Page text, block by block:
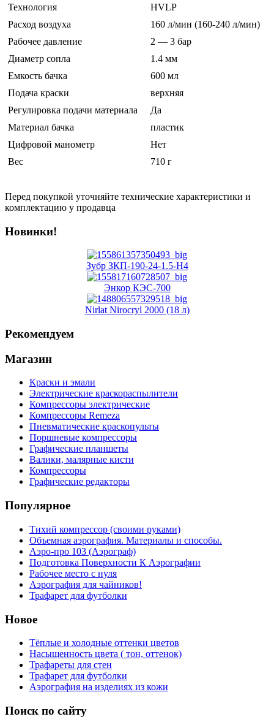
Технология
HVLP
Расход воздуха
160 л/мин (160-240 л/мин)
Рабочее давление
2 — 3 бар
Диаметр сопла
1.4 мм
Емкость бачка
600 мл
Подача краски
верхняя
Регулировка подачи материала
Да
Материал бачка
пластик
Цифровой манометр
Нет
Вес
710 г
Перед покупкой уточняйте технические характеристики и
комплектацию у продавца
Новинки!
Зубр ЗКП-190-24-1.5-Н4
Энкор КЭС-700
Nirlat Nirocryl 2000 (18 л)
Рекомендуем
Магазин
Краски и эмали
Электрические краскораспылители
Компрессоры электрические
Компрессоры Remeza
Пневматические краскопульты
Поршневые компрессоры
Графические планшеты
Валики, малярные кисти
Компрессоры
Графические редакторы
Популярное
Тихий компрессор (своими руками)
Объемная аэрография. Материалы и способы.
Аэро-про 103 (Аэрограф)
Подготовка Поверхности К Аэрографии
Рабочее место с нуля
Аэрография для чайников!
Трафарет для футболки
Новое
Тёплые и холодные оттенки цветов
Насыщенность цвета ( тон, оттенок)
Трафареты для стен
Трафарет для футболки
Аэрография на изделиях из кожи
Поиск по сайту